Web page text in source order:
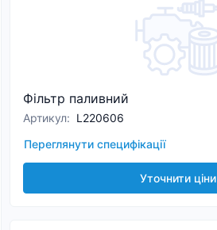
Фільтр паливний
Артикул: L220606
Переглянути специфікації
Уточнити ціни